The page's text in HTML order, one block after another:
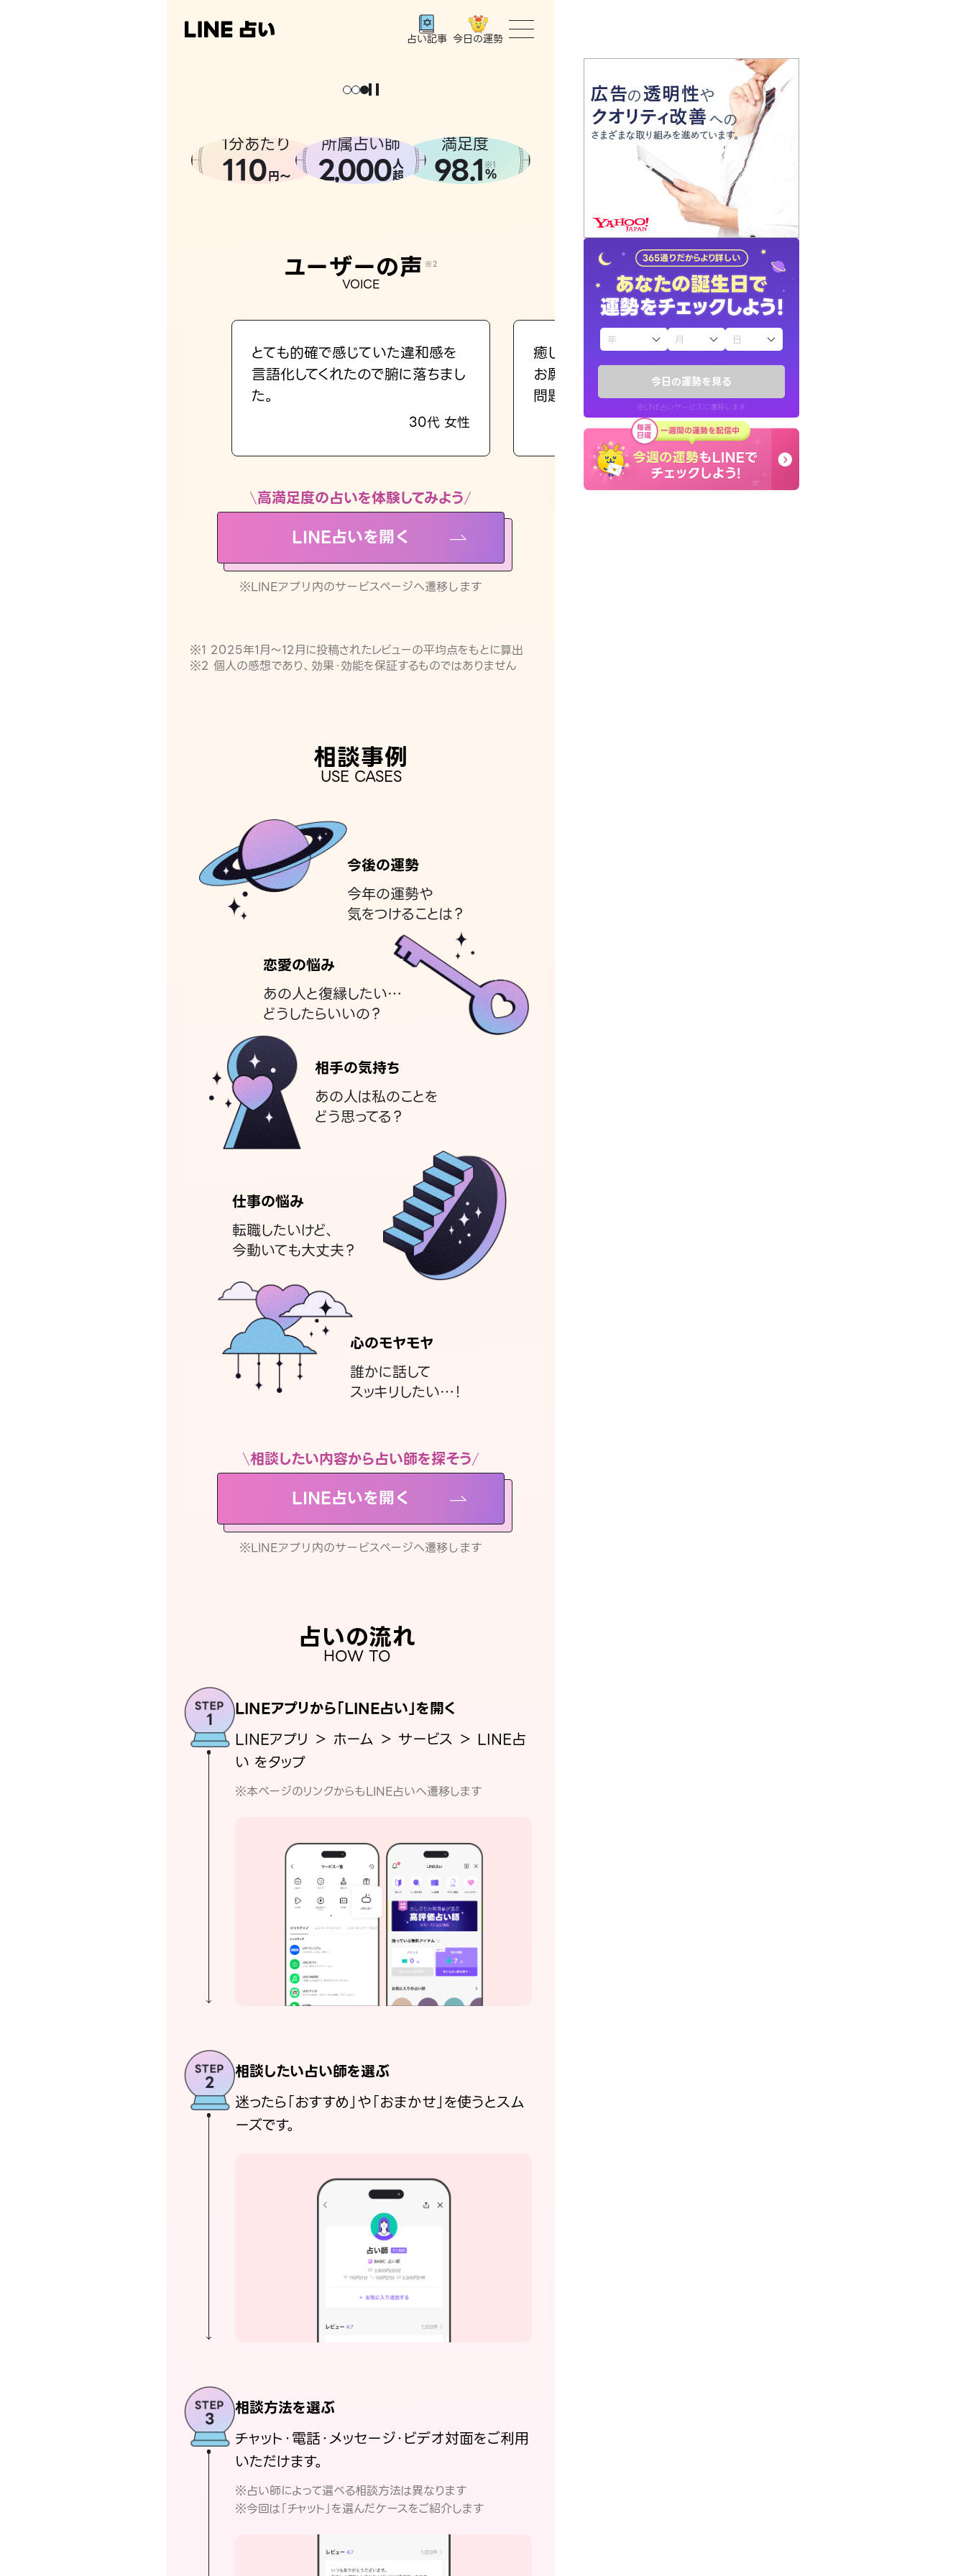
今日の運勢を見る
※LINE占いサービスに遷移します
占い記事 今日の運勢
トップ
ユーザーの声
占いの流れ
おすすめの占い師
よくある質問
えもじの子（占）12星座占い
お知らせ
。
1分あたり
110円〜
所属占い師
2,000人
超
満足度
98.1 ※1
%
ユーザーの声 ※2
VOICE
とても的確で感じていた違和感を
言語化してくれたので腑に落ちまし
た。
30代 女性
癒し系でおしゃべりしたくて鑑定を
お願いしてます(笑)
問題解決もピカイチ！
50代 女性
高満足度の占いを体験してみよう
LINE占いを開く
※LINEアプリ内のサービスページへ遷移します
※1 2025年1月〜12月に投稿されたレビューの平均点をもとに算出
※2 個人の感想であり、効果・効能を保証するものではありません
相談事例
USE CASES
今後の運勢
今年の運勢や
気をつけることは？
恋愛の悩み
あの人と復縁したい…
どうしたらいいの？
相手の気持ち
あの人は私のことを
どう思ってる？
仕事の悩み
転職したいけど、
今動いても大丈夫？
心のモヤモヤ
誰かに話して
スッキリしたい…！
相談したい内容から占い師を探そう
LINE占いを開く
※LINEアプリ内のサービスページへ遷移します
占いの流れ
HOW TO
LINEアプリから「LINE占い」を開く
LINEアプリ ＞ ホーム ＞ サービス ＞ LINE占
い をタップ
※本ページのリンクからもLINE占いへ遷移します
相談したい占い師を選ぶ
迷ったら「おすすめ」や「おまかせ」を使うとスム
ーズです。
相談方法を選ぶ
チャット・電話・メッセージ・ビデオ対面をご利用
いただけます。
※占い師によって選べる相談方法は異なります
※今回は「チャット」を選んだケースをご紹介します